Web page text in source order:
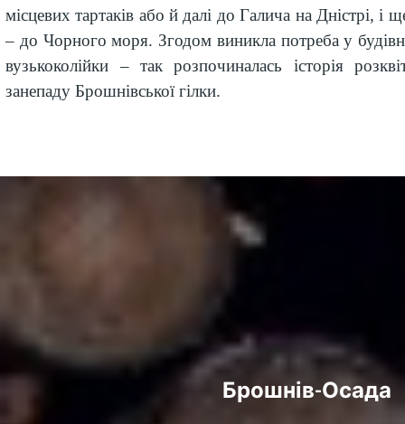
місцевих тартаків або й далі до Галича на Дністрі, і
– до Чорного моря. Згодом виникла потреба у
вузькоколійки – так розпочиналась історія
занепаду Брошнівської гілки.
Брошнів-Осада